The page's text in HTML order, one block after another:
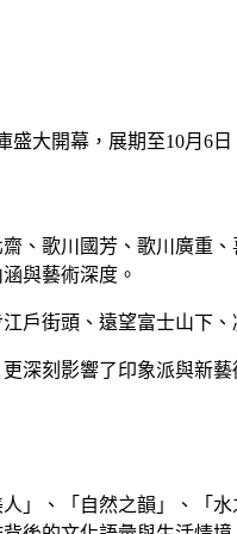
盛大開幕，展期至10月6
、歌川國芳、歌川廣重
與藝術深度。
戶街頭、遠望富士山
深刻影響了印象派與新
」、「自然之韻」、「